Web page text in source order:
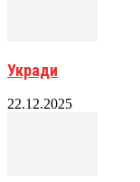
Укради
22.12.2025